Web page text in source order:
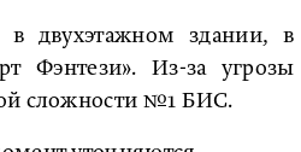
в двухэтажном здании, в
Фэнтези». Из-за угрозы
сложности №1 БИС.